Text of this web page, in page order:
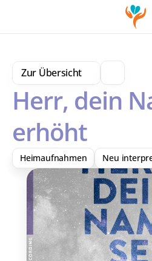
Zur Übersicht
Herr, dein
erhöht
Heimaufnahmen Neu